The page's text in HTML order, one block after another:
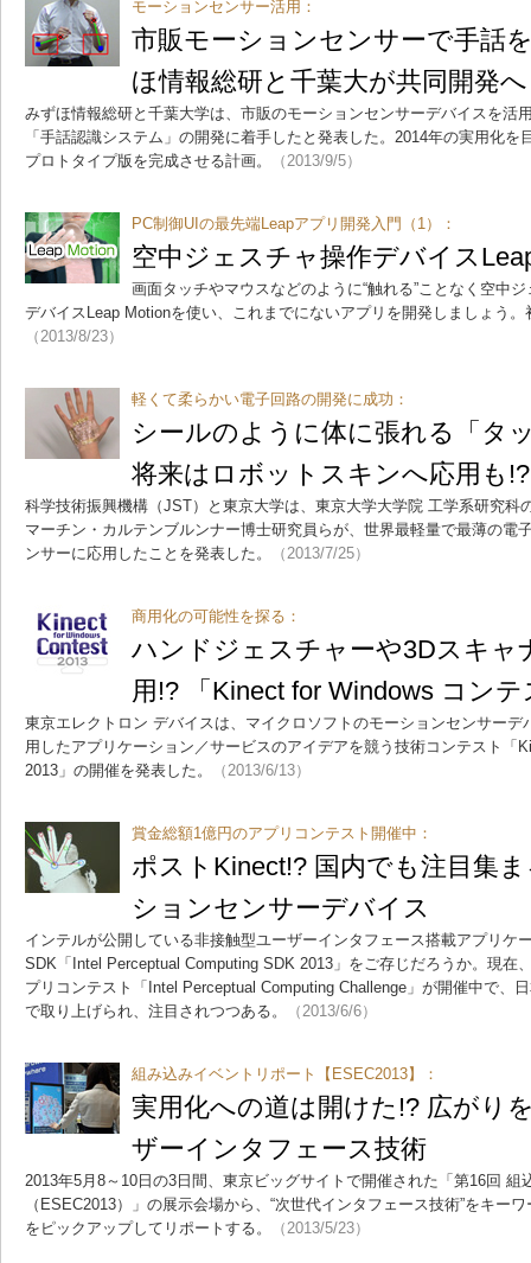
モーションセンサー活用：
市販モーションセンサーで手話
ほ情報総研と千葉大が共同開発へ
みずほ情報総研と千葉大学は、市販のモーションセンサーデバイスを活
「手話認識システム」の開発に着手したと発表した。2014年の実用化を
プロトタイプ版を完成させる計画。
（2013/9/5）
PC制御UIの最先端Leapアプリ開発入門（1）：
空中ジェスチャ操作デバイス
画面タッチやマウスなどのように“触れる”ことなく空中
デバイスLeap Motionを使い、これまでにないアプリを開発しましょう
（2013/8/23）
軽くて柔らかい電子回路の開発に成功：
シールのように体に張れる「
将来はロボットスキンへ応用も!?
科学技術振興機構（JST）と東京大学は、東京大学大学院 工学系研究科
マーチン・カルテンブルンナー博士研究員らが、世界最軽量で最薄の電
ンサーに応用したことを発表した。
（2013/7/25）
商用化の可能性を探る：
ハンドジェスチャーや3Dスキャ
用!? 「Kinect for Windows コン
東京エレクトロン デバイスは、マイクロソフトのモーションセンサー
用したアプリケーション／サービスのアイデアを競う技術コンテスト「
2013」の開催を発表した。
（2013/6/13）
賞金総額1億円のアプリコンテスト開催中：
ポストKinect!? 国内でも注目集
ションセンサーデバイス
インテルが公開している非接触型ユーザーインタフェース搭載アプリケ
SDK「Intel Perceptual Computing SDK 2013」をご存じだろうか。現在
プリコンテスト「Intel Perceptual Computing Challenge」が開催中で、
で取り上げられ、注目されつつある。
（2013/6/6）
組み込みイベントリポート【ESEC2013】：
実用化への道は開けた!? 広がり
ザーインタフェース技術
2013年5月8～10日の3日間、東京ビッグサイトで開催された「第16回 組
（ESEC2013）」の展示会場から、“次世代インタフェース技術”をキー
をピックアップしてリポートする。
（2013/5/23）